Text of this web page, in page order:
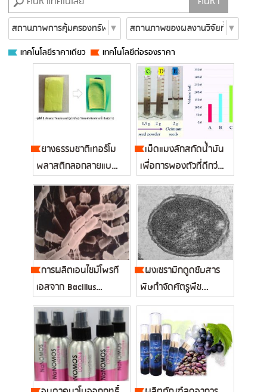
เทคโนโลยีราคาเดียว เทคโนโลยีต่อรองราคา
ยางธรรมชาติเทอร์โม
พลาสติกลอกลายแบบ 3
มิติ...
เม็ดแมงลักสกัดน้ำมัน
เพื่อการพองตัวที่ดีกว่า
เม...
การผลิตเอนไซม์โพรที
เอสจาก Bacillus
subtilis...
ผงเซรามิกดูดซับสาร
พิษกำจัดศัตรูพืช...